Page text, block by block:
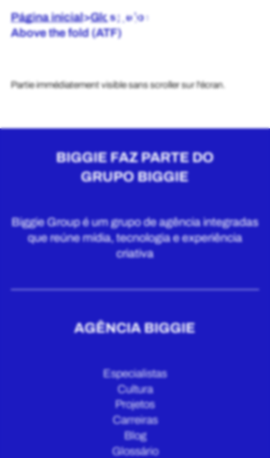
Página inicial>Glossário>
Above the fold (ATF)
Partie immédiatement visible sans scroller sur l'écran.
BIGGIE FAZ PARTE DO
GRUPO BIGGIE
Biggie Group é um grupo de agência integradas
que reúne mídia, tecnologia e experiência
criativa
AGÊNCIA BIGGIE
Especialistas
Cultura
Projetos
Carreiras
Blog
Glossário